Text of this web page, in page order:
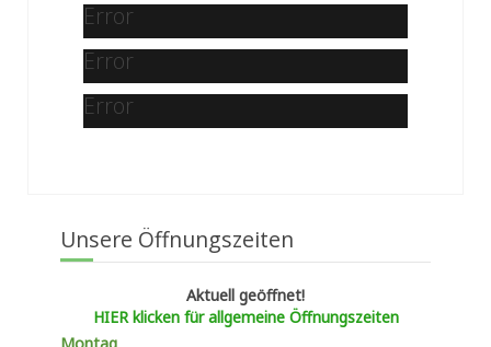
Error
Error
Error
Unsere Öffnungszeiten
Aktuell geöffnet!
HIER klicken für allgemeine Öffnungszeiten